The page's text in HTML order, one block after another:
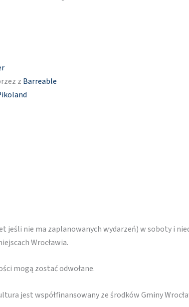
z Barreable
jeśli nie ma zaplanowanych wydarzeń) w soboty i
Wrocławia.
mogą zostać odwołane.
jest współfinansowany ze środków Gminy